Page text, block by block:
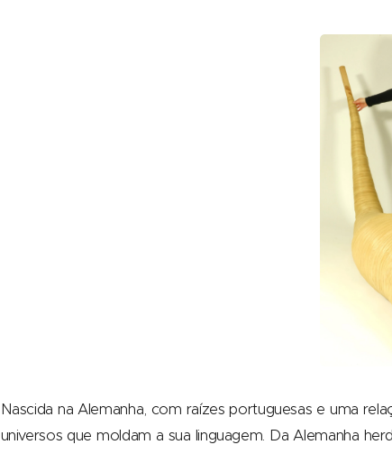
Nascida na Alemanha, com raízes portuguesas e uma
universos que moldam a sua linguagem. Da Alemanha